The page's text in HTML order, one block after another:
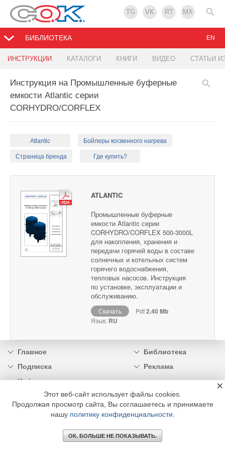
TG VK RT MX
БИБЛИОТЕКА
ИНСТРУКЦИИ КАТАЛОГИ КНИГИ ВИДЕО СТАТЬИ
EN
Инструкция на Промышленные буферные
емкости Atlantic серии
CORHYDRO/CORFLEX
Atlantic Бойлеры косвенного нагрева
Страница бренда Где купить?
ATLANTIC
Промышленные буферные
емкости Atlantic серии
CORHYDRO/CORFLEX 500-3000L
для накопления, хранения и
передачи горячей воды в составе
солнечных и котельных систем
горячего водоснабжения,
тепловых насосов. Инструкция
по установке, эксплуатации и
обслуживанию.
Скачать Pdf2.40 Mb
Язык: RU
Главное
Библиотека
Подписка
Реклама
Информация
© 2002 - 2026 OOO Издательский дом «МЕДИА ТЕХНОЛОДЖИ» +7 (495) 665-00-
00
Этот веб-сайт использует файлы cookies.
Продолжая просмотр сайта, Вы соглашаетесь и принимаете
нашу политику конфиденциальности
ОК. БОЛЬШЕ НЕ ПОКАЗЫВАТЬ.
×